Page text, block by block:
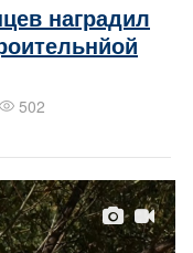
наградил
502